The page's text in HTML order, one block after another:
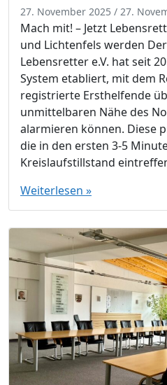
27. November 2025 / 27.
Mach mit! – Jetzt
und Lichtenfels werden
Lebensretter e.V. hat seit
System etabliert, mit dem
registrierte Ersthelfende
unmittelbaren Nähe des
alarmieren können. Diese
die in den ersten 3-5
Kreislaufstillstand
Weiterlesen »